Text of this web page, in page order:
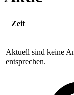
Zeit
Aktuell sind keine
entsprechen.